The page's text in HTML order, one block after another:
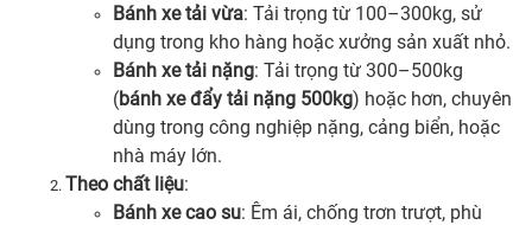
Bánh xe tải vừa: Tải trọng từ 100–300kg, sử
dụng trong kho hàng hoặc xưởng sản xuất nhỏ.
Bánh xe tải nặng: Tải trọng từ 300–500kg
(bánh xe đẩy tải nặng 500kg) hoặc hơn, chuyên
dùng trong công nghiệp nặng, cảng biển, hoặc
nhà máy lớn.
Theo chất liệu:
Bánh xe cao su: Êm ái, chống trơn trượt, phù